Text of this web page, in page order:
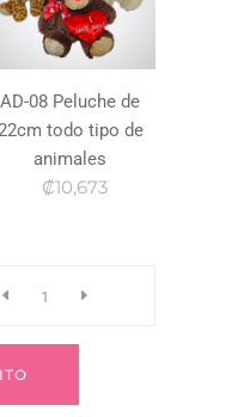
AD-08 Peluche de
todo tipo de
animales
₡10,673